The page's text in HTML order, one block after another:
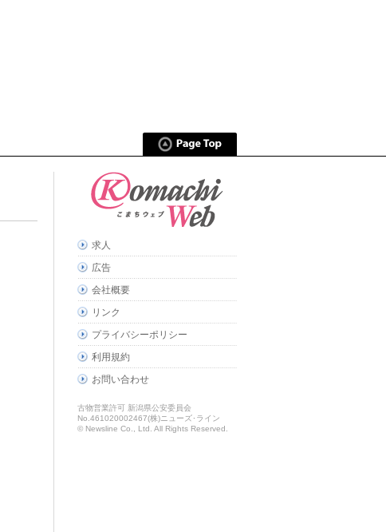
求人
広告
会社概要
リンク
プライバシーポリシー
利用規約
お問い合わせ
古物営業許可 新潟県公安委員会
No.461020002467(株)ニューズ･ライン
© Newsline Co., Ltd. All Rights Reserved.